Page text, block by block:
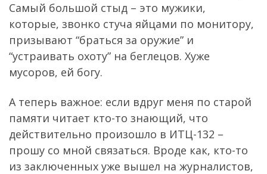
Самый большой стыд – это мужики,
которые, звонко стуча яйцами по монитору,
призывают “браться за оружие” и
“устраивать охоту” на беглецов. Хуже
мусоров, ей богу.
А теперь важное: если вдруг меня по старой
памяти читает кто-то знающий, что
действительно произошло в ИТЦ-132 –
прошу со мной связаться. Вроде как, кто-то
из заключенных уже вышел на журналистов,